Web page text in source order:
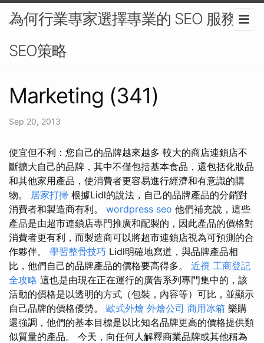
為何行業專家選擇專業的 SEO 服務 -
SEO策略
Marketing (341)
Sep 20, 2013
便宜但不利：您自己的品牌越來越多 較大的商店連鎖店不
斷擴大自己的品牌，其中不僅包括基本食品，還包括化妝品
和其他家用產品，使消費者更容易進行經濟和有意識的購
物。 居家打掃 根據Lidl的說法，自己的品牌產品的分銷對
消費者和製造商有利。 wordpress seo 他們補充說，這些
產品是由超市連鎖店專門推廣和配製的，因此產品的價格對
消費者更有利，而製造商可以將超市連鎖店視為可預測的合
作夥伴。 學習整骨技巧 Lidl明確地寫道，與品牌產品相
比，他們自己的品牌產品的價格要高得多。 近視 工商登記
全攻略 這也是由現在正在運行的廣告系列專門集中的，該
活動的價格是以透明的方式（包裝，內容等）可比，並顯示
自己品牌的價格優勢。 歐式外燴 外燴公司 商用冰箱 樂購
還強調，他們的基本目標是以比知名品牌更高的價格提供類
似質量的產品。 今天，向任何人解釋商業品牌或其他稱為